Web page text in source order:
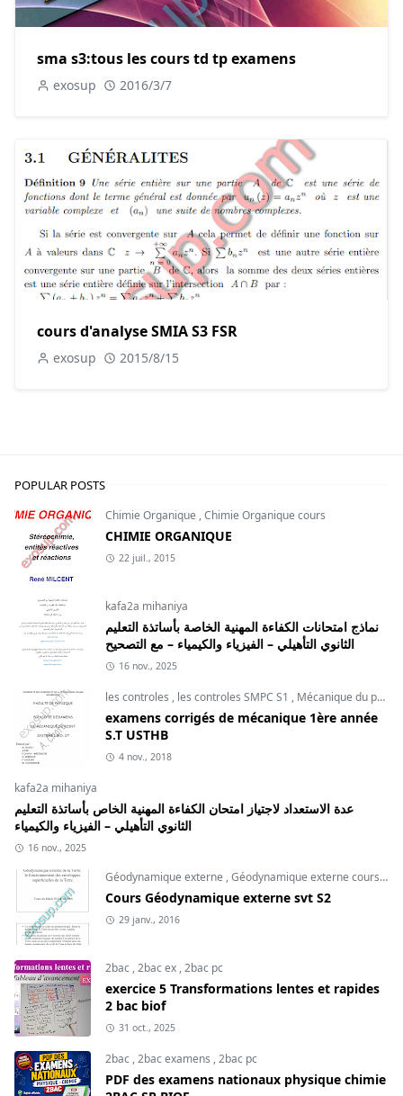
sma s3:tous les cours td tp examens
exosup 2016/3/7
cours d'analyse SMIA S3 FSR
exosup 2015/8/15
POPULAR POSTS
Chimie Organique ,Chimie Organique cours
CHIMIE ORGANIQUE
22 juil., 2015
kafa2a mihaniya
نماذج امتحانات الكفاءة المهنية الخاصة بأساتذة التعليم
الثانوي التأهيلي – الفيزياء والكيمياء – مع التصحيح
16 nov., 2025
les controles , les controles SMPC S1 , Mécanique du point
examens corrigés de mécanique 1ère année
S.T USTHB
4 nov., 2018
kafa2a mihaniya
عدة الاستعداد لاجتياز امتحان الكفاءة المهنية الخاص بأساتذة التعليم
الثانوي التأهيلي – الفيزياء والكيمياء
16 nov., 2025
Géodynamique externe ,Géodynamique externe cours ,
Cours Géodynamique externe svt S2
29 janv., 2016
2bac ,2bac ex ,2bac pc
exercice 5 Transformations lentes et rapides
2 bac biof
31 oct., 2025
2bac ,2bac examens ,2bac pc
PDF des examens nationaux physique chimie